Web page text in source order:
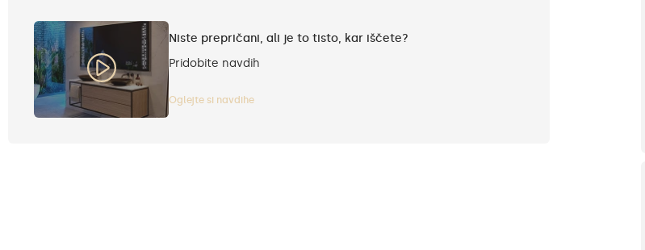
Niste prepričani, ali je to tisto, kar iščete?
Pridobite navdih
Oglejte si navdihe